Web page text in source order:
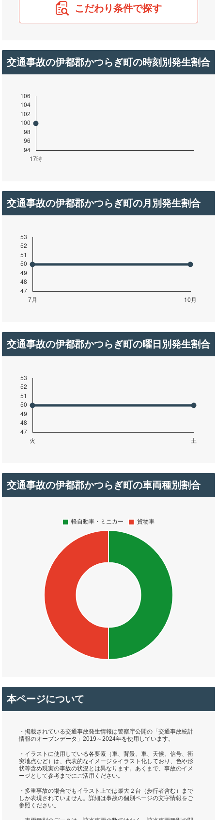
こだわり条件で探す
交通事故の伊都郡かつらぎ町の時刻別発生割合
交通事故の伊都郡かつらぎ町の月別発生割合
交通事故の伊都郡かつらぎ町の曜日別発生割合
交通事故の伊都郡かつらぎ町の車両種別割合
本ページについて
・掲載されている交通事故発生情報は警察庁公開の「交通事故統計
情報のオープンデータ」2019～2024年を使用しています。
・イラストに使用している各要素（車、背景、車、天候、信号、衝
突地点など）は、代表的なイメージをイラスト化しており、色や形
状等含め現実の事故の状況とは異なります。あくまで、事故のイメ
ージとして参考までにご活用ください。
・多重事故の場合でもイラスト上では最大２台（歩行者含む）まで
しか表現されていません。詳細は事故の個別ページの文字情報をご
参照ください。